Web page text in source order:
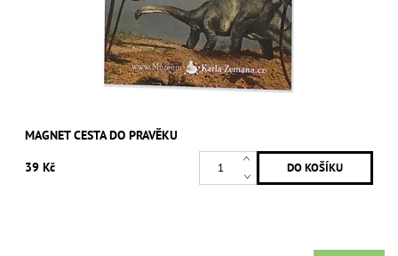
MAGNET CESTA DO PRAVĚKU
39 Kč